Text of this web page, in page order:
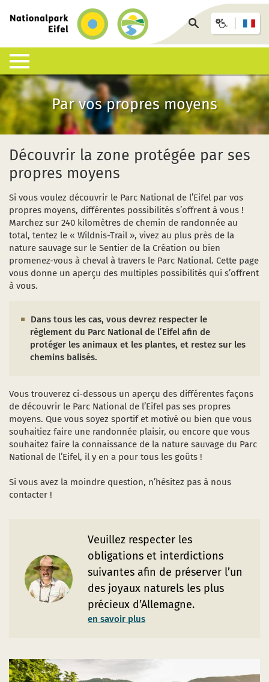
page
d’accueil
rechercher
page
Le Parc National, un habitat
Qu'est-ce qu'un parc national?
Liste des espèces
Les habitats
Géologie, sols et climat
La recherche au sein du Parc National
Le développement de la nature
Vivre le Parc National
Randonnées guidées
Par vos propres moyens
Enfants, adolescents et familles
Calendrier des événements (allemand)
Le « Wildnis-Trail »
Accessibilité à tous
Le parc aux étoiles
Points de départ et de rencontre
Points d’information et installations
Le centre du Parc National de l’Eifel
Les portes du Parc National
Les points d’information du Parc National
Accès et hérbergement
En bus, en train ou en voiture
GästeCard
Les hébergements au Parc National
Organisation et forfaits
Infothèque
Carte interactive
Downloads
Foire aux questions (FAQ)
Les accidents avec des animaux sauvages
Peste porcine africaine – PPA
dans une nouvelle fenêtre)
(s’ouvre dans une nouvelle fenêtre)
(s’ouvre dans une nouvelle fenêtre)
Par vos propres moyens
Découvrir la zone protégée par ses
propres moyens
Si vous voulez découvrir le Parc National de l’Eifel par vos
propres moyens, différentes possibilités s’offrent à vous !
Marchez sur 240 kilomètres de chemin de randonnée au
total, tentez le « Wildnis-Trail », vivez au plus près de la
nature sauvage sur le Sentier de la Création ou bien
promenez-vous à cheval à travers le Parc National. Cette page
vous donne un aperçu des multiples possibilités qui s’offrent
à vous.
Dans tous les cas, vous devrez respecter le
règlement du Parc National de l’Eifel afin de
protéger les animaux et les plantes, et restez sur les
chemins balisés.
Vous trouverez ci-dessous un aperçu des différentes façons
de découvrir le Parc National de l’Eifel pas ses propres
moyens. Que vous soyez sportif et motivé ou bien que vous
souhaitiez faire une randonnée plaisir, ou encore que vous
souhaitez faire la connaissance de la nature sauvage du Parc
National de l’Eifel, il y en a pour tous les goûts !
Si vous avez la moindre question, n’hésitez pas à nous
contacter !
Veuillez respecter les
obligations et interdictions
suivantes afin de préserver l’un
des joyaux naturels les plus
précieux d’Allemagne.
en savoir plus